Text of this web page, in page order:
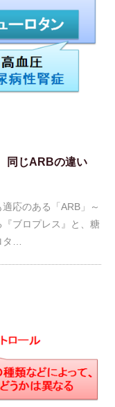
同じARBの違い
応のある「ARB」～
ブロプレス』と、糖
…